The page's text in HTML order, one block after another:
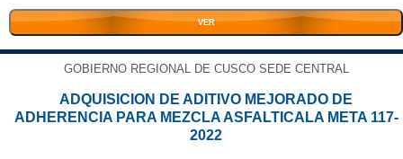
VER
GOBIERNO REGIONAL DE CUSCO SEDE CENTRAL
ADQUISICION DE ADITIVO MEJORADO DE
ADHERENCIA PARA MEZCLA ASFALTICALA META 117-
2022